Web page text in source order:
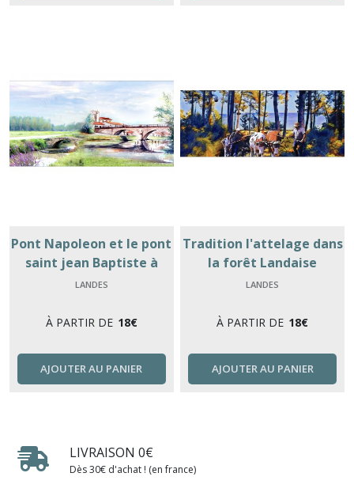
Pont Napoleon et le pont
saint jean Baptiste à
Saubusse
LANDES
À PARTIR DE 18€
AJOUTER AU PANIER
Tradition l'attelage dans
la forêt Landaise
LANDES
À PARTIR DE 18€
AJOUTER AU PANIER
LIVRAISON 0€
Dès 30€ d'achat ! (en france)